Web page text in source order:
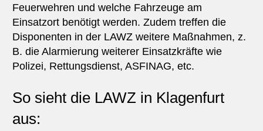
Feuerwehren und welche Fahrzeuge am
Einsatzort benötigt werden. Zudem treffen die
Disponenten in der LAWZ weitere Maßnahmen, z.
B. die Alarmierung weiterer Einsatzkräfte wie
Polizei, Rettungsdienst, ASFINAG, etc.
So sieht die LAWZ in Klagenfurt
aus: